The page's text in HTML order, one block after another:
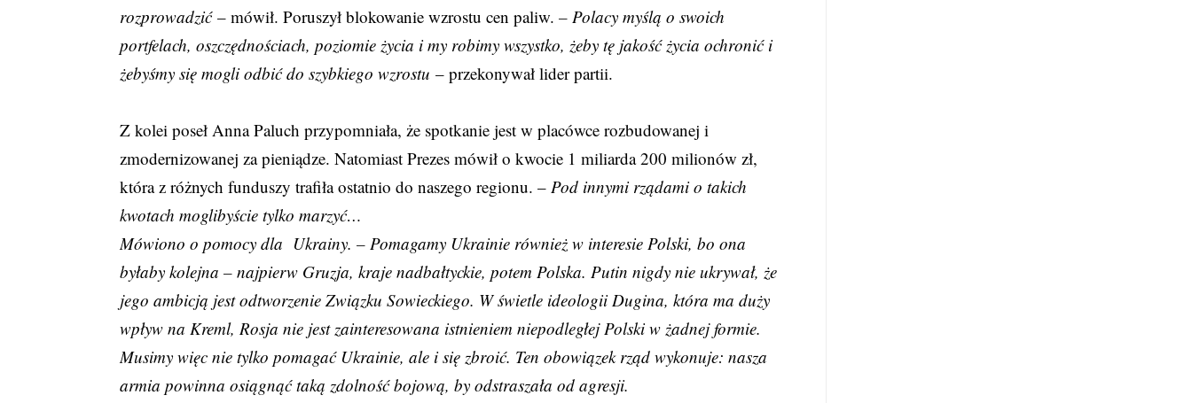
rozprowadzić– mówił. Poruszył blokowanie wzrostu cen paliw.– Polacy myślą o swoich
portfelach, oszczędnościach, poziomie życia i my robimy wszystko, żeby tę jakość życia ochronić i
żebyśmy się mogli odbić do szybkiego wzrostu – przekonywał lider partii.
Z kolei poseł Anna Paluch przypomniała, że spotkanie jest w placówce rozbudowanej i
zmodernizowanej za pieniądze. Natomiast Prezes mówił o kwocie 1 miliarda 200 milionów zł,
która z różnych funduszy trafiła ostatnio do naszego regionu. –Pod innymi rządami o takich
kwotach moglibyście tylko marzyć…
Mówiono o pomocy dla Ukrainy. – Pomagamy Ukrainie również w interesie Polski, bo ona
byłaby kolejna – najpierw Gruzja, kraje nadbałtyckie, potem Polska. Putin nigdy nie ukrywał, że
jego ambicją jest odtworzenie Związku Sowieckiego. W świetle ideologii Dugina, która ma duży
wpływ na Kreml, Rosja nie jest zainteresowana istnieniem niepodległej Polski w żadnej formie.
Musimy więc nie tylko pomagać Ukrainie, ale i się zbroić. Ten obowiązek rząd wykonuje: nasza
armia powinna osiągnąć taką zdolność bojową, by odstraszała od agresji.